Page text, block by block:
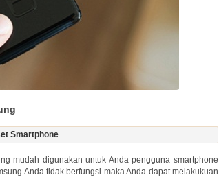
Smartphone
mudah digunakan untuk Anda pengguna smartphone
Anda tidak berfungsi maka Anda dapat melakukuan